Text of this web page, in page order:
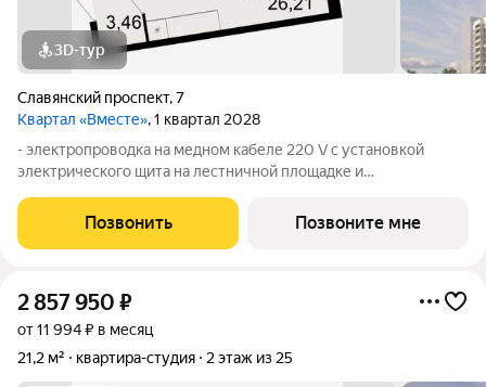
3D-тур
Славянский проспект,7
Квартал «Вместе», 1 квартал 2028
- электропроводка на медном кабеле 220 V с установкой
электрического щита на лестничной площадке и
стен, кроме стен лоджий, откосов дверных и оконных
проемов, ниш прохождения стояков
Позвонить Позвоните мне
2 857 950 ₽
от 11 994 ₽ в месяц
21,2 м²
квартира-студия 2 этаж из 25